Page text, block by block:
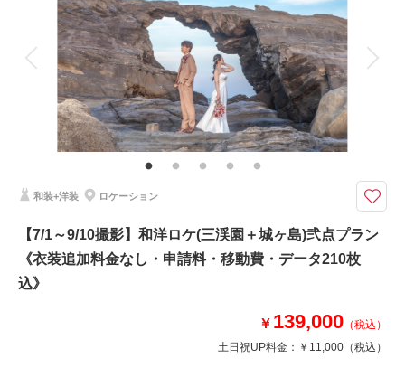
アルバム データ 210 カット 台紙付写真
衣装追加 会食 挙式
家族と撮影 家族用衣装レンタル ペットと撮影
その他含むもの
衣装差額無し・肌着や草履・インナー類・ 撮影申請料・ロケ先までの送
迎・撮影小物・メイクスタッフ撮影同行・撮影日程変更無料
《3大特典》①ウェルカムボードA3or六切り写真2面1冊 ②土日祝日料金
無料 ③オプション20％OFF をプレゼント！
※1日1組限定
撮影場所：三渓園(和装)＋開港記念会館(洋装)のロケーション計2ヶ所
和装+洋装 ロケーション
【7/1～9/10撮影】和洋ロケ(三渓園＋城ヶ島)弐点プラン
《衣装追加料金なし・申請料・移動費・データ210枚
込》
￥ 139,000 （税込）
土日祝UP料金： ￥11,000 （税込）